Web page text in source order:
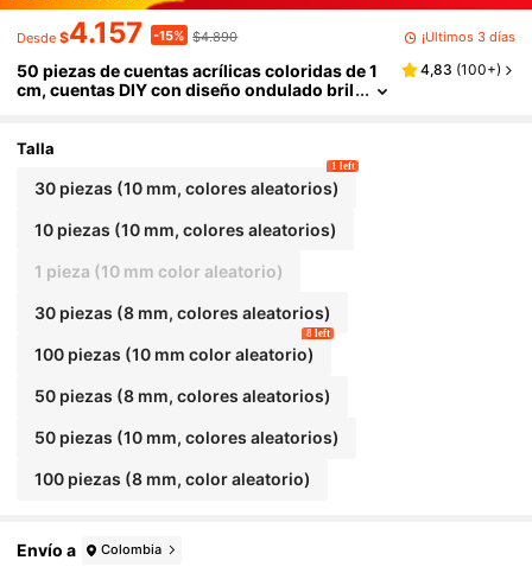
Desde $4.157 -15% $4.890 ¡Últimos 3 días
50 piezas de cuentas acrílicas coloridas de 1
cm, cuentas DIY con diseño ondulado bril
uentas artesanales, bodas, decoraciones de P
4,83 (100+)
Talla
30 piezas (10 mm, colores aleatorios)
1 left
10 piezas (10 mm, colores aleatorios)
1 pieza (10 mm color aleatorio)
30 piezas (8 mm, colores aleatorios)
100 piezas (10 mm color aleatorio)
8 left
50 piezas (8 mm, colores aleatorios)
50 piezas (10 mm, colores aleatorios)
100 piezas (8 mm, color aleatorio)
Envío a Colombia